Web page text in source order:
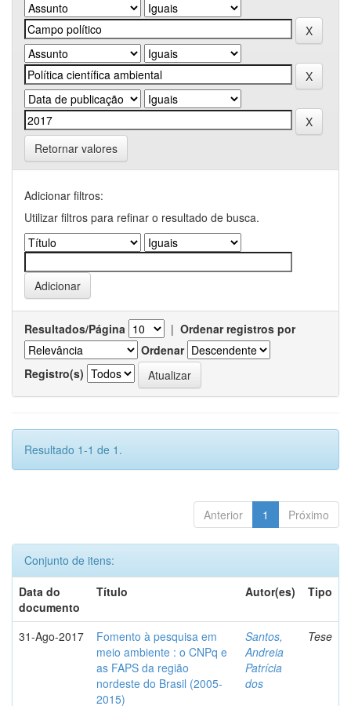
Retornar valores
Adicionar filtros:
Utilizar filtros para refinar o resultado de busca.
Resultados/Página | Ordenar registros por
Ordenar
Registro(s)
Resultado 1-1 de 1.
Anterior 1 Próximo
Conjunto de itens:
Data do
documento
Título Autor(es) Tipo
31-Ago-2017
Fomento à pesquisa em
meio ambiente : o CNPq e
as FAPS da região
nordeste do Brasil (2005-
2015)
Santos,
Andreia
Patrícia
dos
Tese